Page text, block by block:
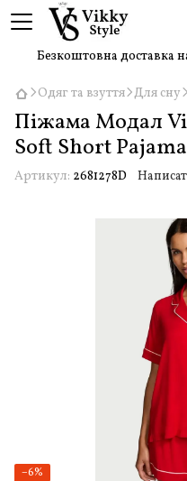
Безкоштовна доставка
Одяг та взуття Для сну
Піжама Модал
Soft Short
Артикул: 2681278D
−6%